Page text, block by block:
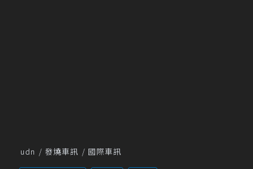
udn 發燒車訊 國際車訊